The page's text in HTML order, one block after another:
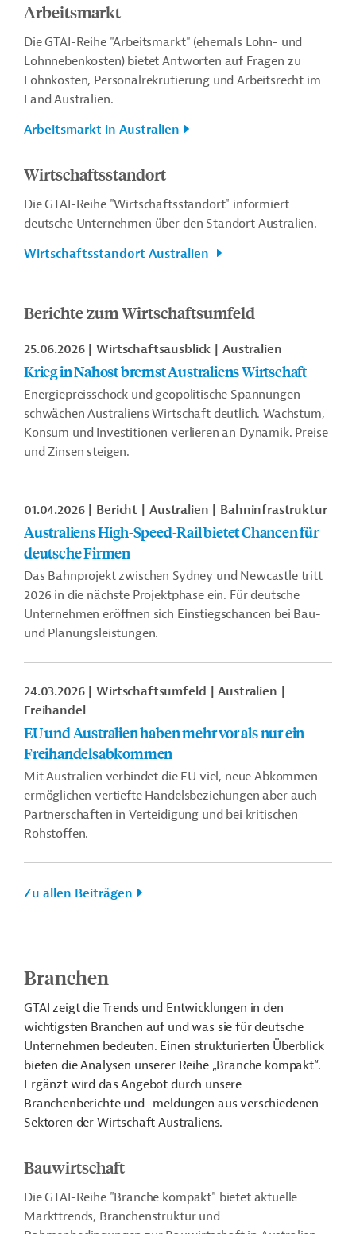
Arbeitsmarkt
Die GTAI-Reihe "Arbeitsmarkt" (ehemals Lohn- und
Lohnnebenkosten) bietet Antworten auf Fragen zu
Lohnkosten, Personalrekrutierung und Arbeitsrecht im
Land Australien.
Arbeitsmarkt in Australien
Wirtschaftsstandort
Die GTAI-Reihe "Wirtschaftsstandort" informiert
deutsche Unternehmen über den Standort Australien.
Wirtschaftsstandort Australien
Berichte zum Wirtschaftsumfeld
25.06.2026 Wirtschaftsausblick Australien
Krieg in Nahost bremst Australiens Wirtschaft
Energiepreisschock und geopolitische Spannungen
schwächen Australiens Wirtschaft deutlich. Wachstum,
Konsum und Investitionen verlieren an Dynamik. Preise
und Zinsen steigen.
01.04.2026 Bericht Australien Bahninfrastruktur
Australiens High-Speed-Rail bietet Chancen für
deutsche Firmen
Das Bahnprojekt zwischen Sydney und Newcastle tritt
2026 in die nächste Projektphase ein. Für deutsche
Unternehmen eröffnen sich Einstiegschancen bei Bau-
und Planungsleistungen.
24.03.2026 Wirtschaftsumfeld
Australien
Freihandel
EU und Australien haben mehr vor als nur ein
Freihandelsabkommen
Mit Australien verbindet die EU viel, neue Abkommen
ermöglichen vertiefte Handelsbeziehungen aber auch
Partnerschaften in Verteidigung und bei kritischen
Rohstoffen.
Zu allen Beiträgen
Branchen
GTAI zeigt die Trends und Entwicklungen in den
wichtigsten Branchen auf und was sie für deutsche
Unternehmen bedeuten. Einen strukturierten Überblick
bieten die Analysen unserer Reihe „Branche kompakt“.
Ergänzt wird das Angebot durch unsere
Branchenberichte und -meldungen aus verschiedenen
Sektoren der Wirtschaft Australiens.
Bauwirtschaft
Die GTAI-Reihe "Branche kompakt" bietet aktuelle
Markttrends, Branchenstruktur und